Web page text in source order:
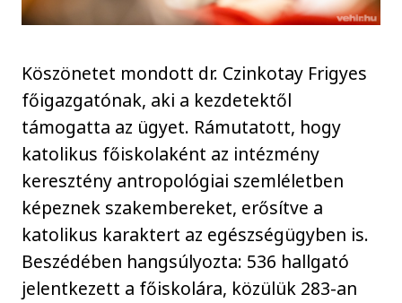
Köszönetet mondott dr. Czinkotay Frigyes
főigazgatónak, aki a kezdetektől
támogatta az ügyet. Rámutatott, hogy
katolikus főiskolaként az intézmény
keresztény antropológiai szemléletben
képeznek szakembereket, erősítve a
katolikus karaktert az egészségügyben is.
Beszédében hangsúlyozta: 536 hallgató
jelentkezett a főiskolára, közülük 283-an